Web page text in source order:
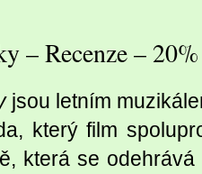
– Recenze – 20%
jsou letním
který film
která se